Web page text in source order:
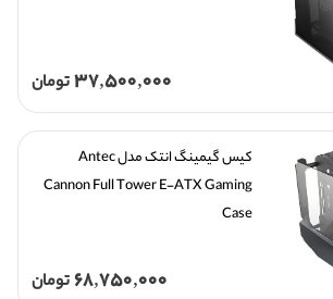
37,500,000تومان
Case
68,750,000 تومان